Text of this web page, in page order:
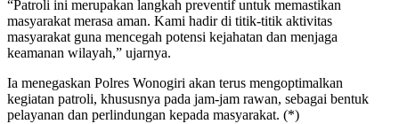
“Patroli ini merupakan langkah preventif untuk memastikan
masyarakat merasa aman. Kami hadir di titik-titik aktivitas
masyarakat guna mencegah potensi kejahatan dan menjaga
keamanan wilayah,” ujarnya.
Ia menegaskan Polres Wonogiri akan terus mengoptimalkan
kegiatan patroli, khususnya pada jam-jam rawan, sebagai bentuk
pelayanan dan perlindungan kepada masyarakat. (*)